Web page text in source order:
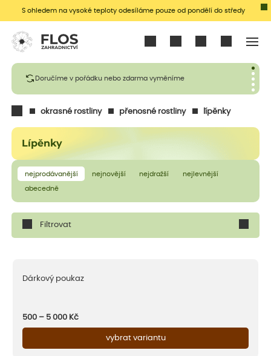
S ohledem na vysoké teploty odesíláme pouze od pondělí do středy
Doručíme v pořádku nebo zdarma vyměníme
okrasné rostliny přenosné rostliny lípěnky
Lípěnky
nejprodávanější nejnovější nejdražší nejlevnější
abecedně
Filtrovat
Dárkový poukaz
500 – 5 000 Kč
vybrat variantu